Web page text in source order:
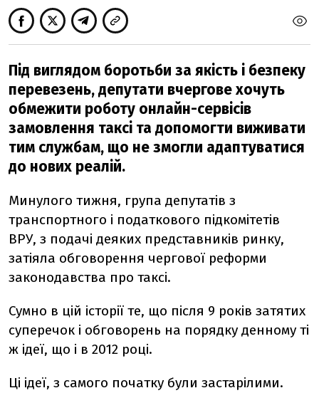
Під виглядом боротьби за якість і безпеку
перевезень, депутати вчергове хочуть
обмежити роботу онлайн-сервісів
замовлення таксі та допомогти виживати
тим службам, що не змогли адаптуватися
до нових реалій.
Минулого тижня, група депутатів з
транспортного і податкового підкомітетів
ВРУ, з подачі деяких представників ринку,
затіяла обговорення чергової реформи
законодавства про таксі.
Сумно в цій історії те, що після 9 років затятих
суперечок і обговорень на порядку денному ті
ж ідеї, що і в 2012 році.
Ці ідеї, з самого початку були застарілими.